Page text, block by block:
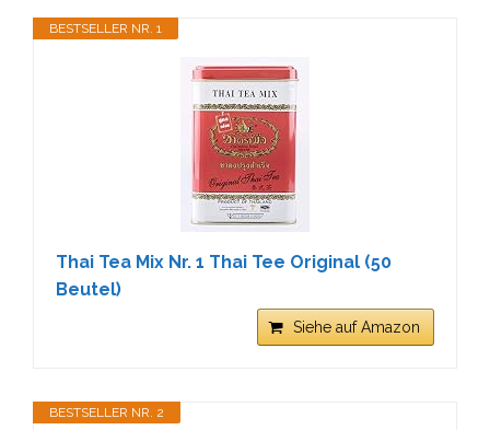
BESTSELLER NR. 1
Thai Tea Mix Nr. 1 Thai Tee Original (50
Beutel)
Siehe auf Amazon
BESTSELLER NR. 2